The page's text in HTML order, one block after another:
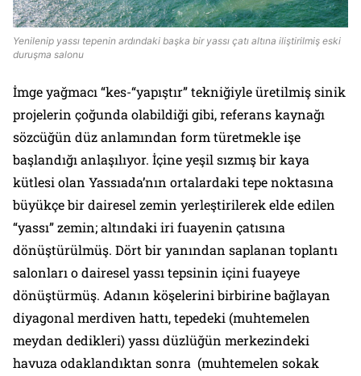
Yenilenip yassı tepenin ardındaki başka bir yassı çatı altına iliştirilmiş eski
duruşma salonu
İmge yağmacı “kes-“yapıştır” tekniğiyle üretilmiş sinik
projelerin çoğunda olabildiği gibi, referans kaynağı
sözcüğün düz anlamından form türetmekle işe
başlandığı anlaşılıyor. İçine yeşil sızmış bir kaya
kütlesi olan Yassıada’nın ortalardaki tepe noktasına
büyükçe bir dairesel zemin yerleştirilerek elde edilen
“yassı” zemin; altındaki iri fuayenin çatısına
dönüştürülmüş. Dört bir yanından saplanan toplantı
salonları o dairesel yassı tepsinin içini fuayeye
dönüştürmüş. Adanın köşelerini birbirine bağlayan
diyagonal merdiven hattı, tepedeki (muhtemelen
meydan dedikleri) yassı düzlüğün merkezindeki
havuza odaklandıktan sonra (muhtemelen sokak